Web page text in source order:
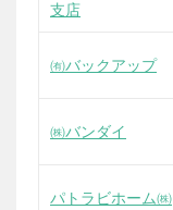
支店
㈲バックアップ
㈱バンダイ
パトラビホーム㈱